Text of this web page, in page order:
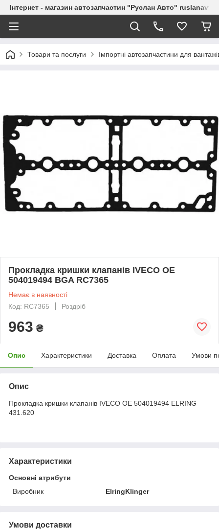
Інтернет - магазин автозапчастин "Руслан Авто"
Товари та послуги Імпортні автозапчастини для
Прокладка кришки клапанів IVECO OE
504019494 BGA RC7365
Немає в наявності
Код: RC7365
Роздріб
963 ₴
Опис Характеристики Доставка Оплата Умови
Опис
Прокладка кришки клапанів IVECO OE 504019494 ELRING
431.620
Характеристики
Основні атрибути
Виробник
ElringKlinger
Умови доставки